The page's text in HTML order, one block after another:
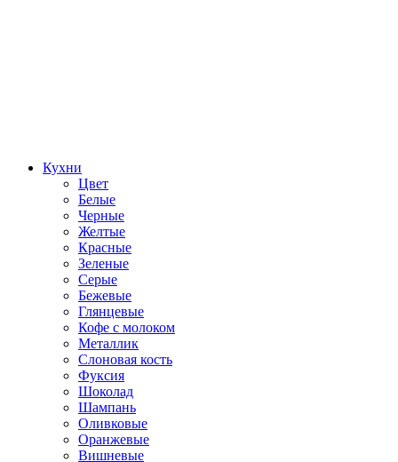
Кухни
Цвет
Белые
Черные
Желтые
Красные
Зеленые
Серые
Бежевые
Глянцевые
Кофе с молоком
Металлик
Слоновая кость
Фуксия
Шоколад
Шампань
Оливковые
Оранжевые
Вишневые